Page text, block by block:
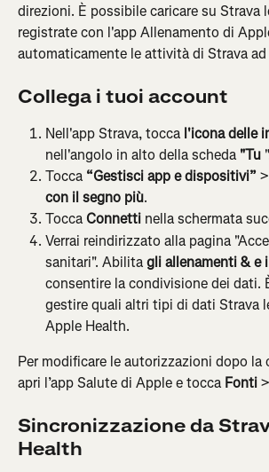
direzioni. È possibile caricare su Strava
registrate con l'app Allenamento di
automaticamente le attività di Strava
Collega i tuoi account
Nell'app Strava, tocca l'icona delle
nell'angolo in alto della scheda "Tu
Tocca “Gestisci app e dispositivi” >
con il segno più.
Tocca Connetti nella schermata
Verrai reindirizzato alla pagina
sanitari". Abilita gli allenamenti & e
consentire la condivisione dei dati.
gestire quali altri tipi di dati Strava
Apple Health.
Per modificare le autorizzazioni dopo la
apri l’app Salute di Apple e tocca Fonti >
Sincronizzazione da
Health